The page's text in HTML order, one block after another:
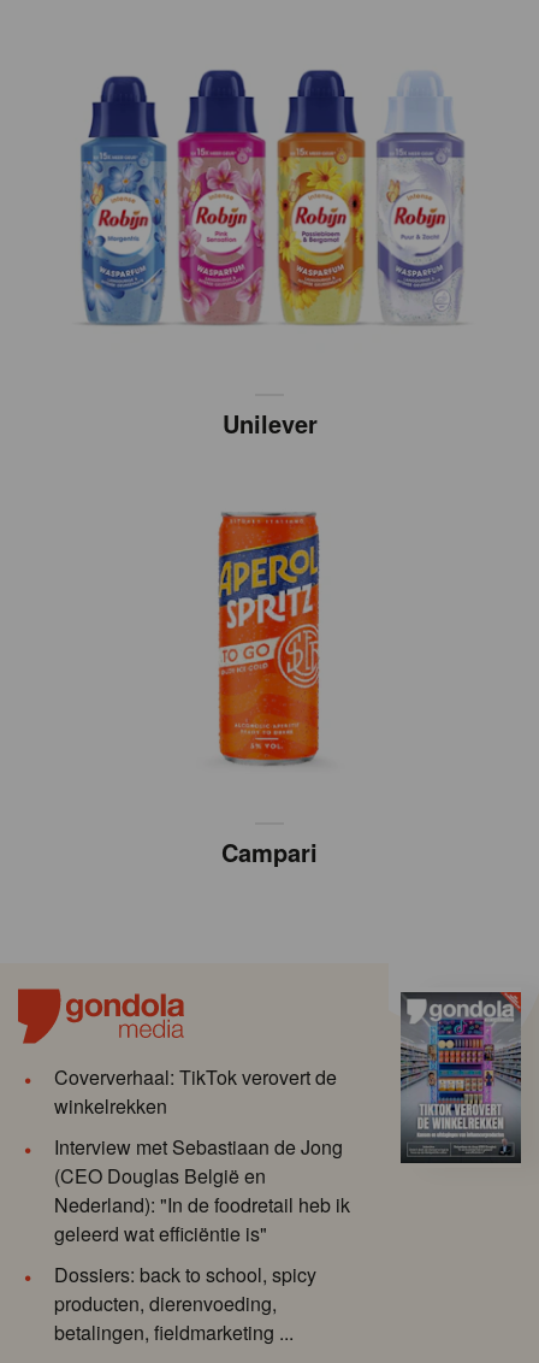
Unilever
Campari
Coververhaal: TikTok verovert de
winkelrekken
Interview met Sebastiaan de Jong
(CEO Douglas België en
Nederland): "In de foodretail heb ik
geleerd wat efficiëntie is"
Dossiers: back to school, spicy
producten, dierenvoeding,
betalingen, fieldmarketing ...